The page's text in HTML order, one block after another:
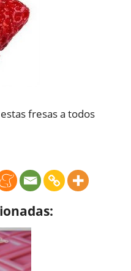
fresas a todos